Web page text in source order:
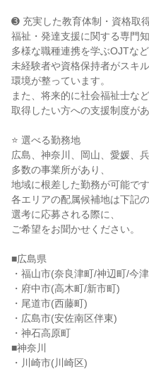
➌ 充実した教育体制・資格取
福祉・発達支援に関する専門知
多様な職種連携を学ぶOJTなど
未経験者や資格保持者がスキ
環境が整っています。
また、将来的に社会福祉士な
取得したい方への支援制度があ
⭐ 選べる勤務地
広島、神奈川、岡山、愛媛、
多数の事業所があり、
地域に根差した勤務が可能です
各エリアの配属候補地は下記の
選考に応募される際に、
ご希望をお聞かせください。
■広島県
・福山市(奈良津町/神辺町/今
・府中市(高木町/新市町)
・尾道市(西藤町)
・広島市(安佐南区伴東)
・神石高原町
■神奈川
・川崎市(川崎区)